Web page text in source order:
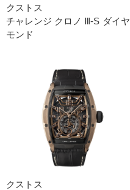
クストス
チャレンジ クロノ Ⅲ-S ダイヤ
モンド
クストス